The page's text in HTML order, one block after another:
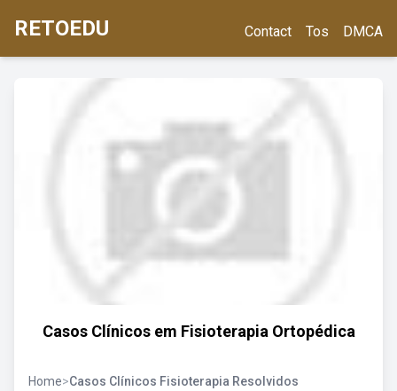
RETOEDU Contact Tos DMCA
Casos Clínicos em Fisioterapia Ortopédica
Home>Casos Clínicos Fisioterapia Resolvidos